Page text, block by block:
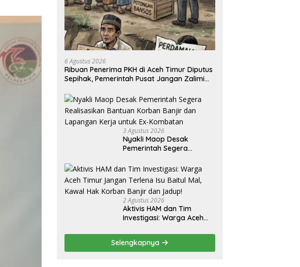
6 Agustus 2026
Ribuan Penerima PKH di Aceh Timur Diputus
Sepihak, Pemerintah Pusat Jangan Zalimi
3 Agustus 2026
Nyakli Maop Desak
Pemerintah Segera
Korban Banjir dan
Lapangan Kerja untuk Ex-
Kombatan
2 Agustus 2026
Aktivis HAM dan Tim
Investigasi: Warga Aceh
Baitul Mal, Kawal Hak
Korban Banjir dan Jadup!
Selengkapnya